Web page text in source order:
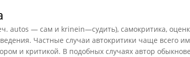
autos — сам и krinein—судить), самокритика,
Частные случаи автокритики чаще всего
и критикой. В подобных случаях автор